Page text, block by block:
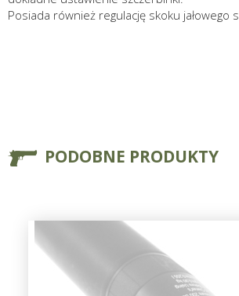
Posiada również regulację skoku jałowego
PODOBNE PRODUKTY